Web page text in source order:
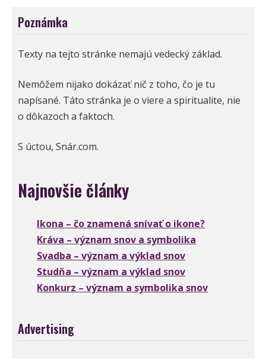
Poznámka
Texty na tejto stránke nemajú vedecký základ.
Nemôžem nijako dokázať nič z toho, čo je tu
napísané. Táto stránka je o viere a spiritualite, nie
o dôkazoch a faktoch.
S úctou, Snár.com.
Najnovšie články
Ikona – čo znamená snívať o ikone?
Kráva – význam snov a symbolika
Svadba – význam a výklad snov
Studňa – význam a výklad snov
Konkurz – význam a symbolika snov
Advertising